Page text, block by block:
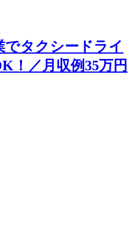
でタクシードライ
！／月収例35万円